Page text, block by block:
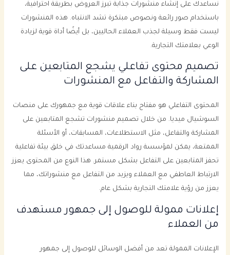
نساعدك على إنشاء منشورات جذابة تبرز العروض بطريقة احترافية،
باستخدام صور رائعة ونصوص مبتكرة تشد الانتباه. هذه المنشورات
ليست فقط وسيلة لجذب العملاء الحاليين، بل أيضًا أداة قوية لزيادة
الوعي بعلامتك التجارية.
تصميم محتوى تفاعلي يشجع المتابعين على
المشاركة والتفاعل مع المنشورات
المحتوى التفاعلي هو مفتاح بناء علاقات قوية مع جمهورك على منصات
السوشيال ميديا. من خلال تصميم منشورات تشجع المتابعين على
المشاركة والتفاعل، مثل الاستطلاعات، المسابقات، أو الأسئلة
الممتعة، يمكن لمؤسسة رواد الرقمية مساعدتك في خلق بيئة تفاعلية
تحفز المتابعين على التفاعل بشكل مستمر. هذا النوع من المحتوى يعزز
الارتباط العاطفي مع العملاء ويزيد من التفاعل مع منشوراتك، مما
يعزز من رؤية علامتك التجارية بشكل عام.
إعلانات ممولة للوصول إلى جمهور مستهدف
من العملاء
الإعلانات الممولة تعد من أفضل الوسائل للوصول إلى جمهور